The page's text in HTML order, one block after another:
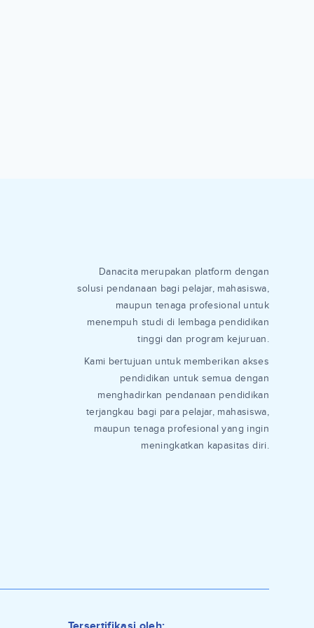
Danacita merupakan platform dengan
solusi pendanaan bagi pelajar, mahasiswa,
maupun tenaga profesional untuk
menempuh studi di lembaga pendidikan
tinggi dan program kejuruan.
Kami bertujuan untuk memberikan akses
pendidikan untuk semua dengan
menghadirkan pendanaan pendidikan
terjangkau bagi para pelajar, mahasiswa,
maupun tenaga profesional yang ingin
meningkatkan kapasitas diri.